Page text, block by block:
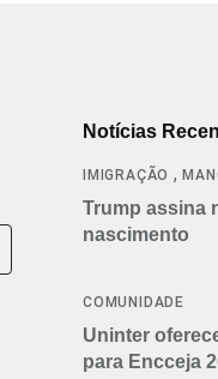
Notícias
IMIGRAÇÃO ,
Trump assina
nascimento
COMUNIDADE
Uninter
para Encceja